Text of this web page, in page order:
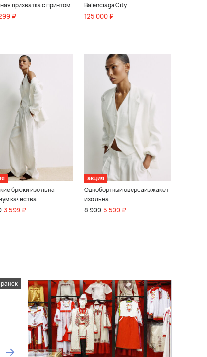
прихватка с принтом
₽
Balenciaga City
125 000 ₽
брюки изо льна
качества
3 599 ₽
акция
Однобортный оверсайз жакет
изо льна
8 999 5 599 ₽